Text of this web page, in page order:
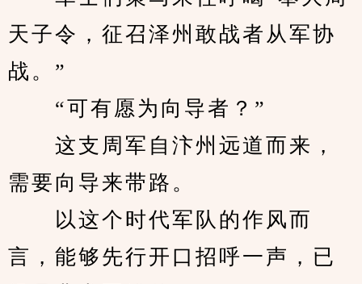
天子令，征召泽州敢战者从军协
战。”
“可有愿为向导者？”
这支周军自汴州远道而来，
需要向导来带路。
以这个时代军队的作风而
言，能够先行开口招呼一声，已